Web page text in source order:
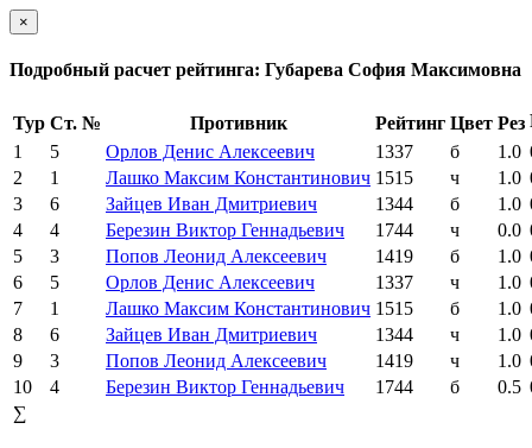
×
Подробный расчет рейтинга: Губарева София Максимовна
Тур Ст. № Противник Рейтинг Цвет Рез
1
5 Орлов Денис Алексеевич 1337 б 1.0
2
1 Лашко Максим Константинович 1515 ч 1.0
3
6 Зайцев Иван Дмитриевич 1344 б 1.0
4
4 Березин Виктор Геннадьевич 1744 ч 0.0
5
3 Попов Леонид Алексеевич 1419 б 1.0
6
5 Орлов Денис Алексеевич 1337 ч 1.0
7
1 Лашко Максим Константинович 1515 б 1.0
8
6 Зайцев Иван Дмитриевич 1344 ч 1.0
9
3 Попов Леонид Алексеевич 1419 ч 1.0
10
4 Березин Виктор Геннадьевич 1744 б 0.5
∑